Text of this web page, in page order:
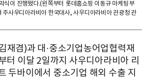
식이 진행됐다.(왼쪽부터 롯데홈쇼핑 이동규 마케팅부
주사우디아라비아 한국대사, 사우디아라비아 관광청 관
재겸)과 대·중소기업농어업협력재
터 이달 2일까지 사우디아라비아 리
두바이에서 중소기업 해외 수출 지